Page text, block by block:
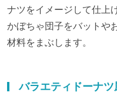
ナツをイメージして仕上
かぼちゃ団子をバットや
材料をまぶします。
バラエティドーナ